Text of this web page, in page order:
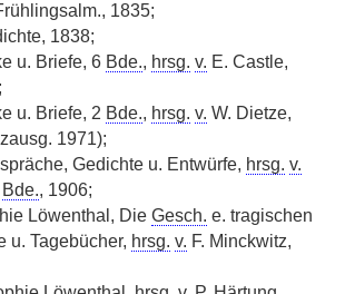
1835;
1838;
u. Briefe, 6 Bde., hrsg. v. E. Castle,
;
u. Briefe, 2 Bde., hrsg. v. W. Dietze,
1971);
Gedichte u. Entwürfe, hrsg. v.
Bde., 1906;
Löwenthal, Die Gesch. e. tragischen
u. Tagebücher, hrsg. v. F. Minckwitz,